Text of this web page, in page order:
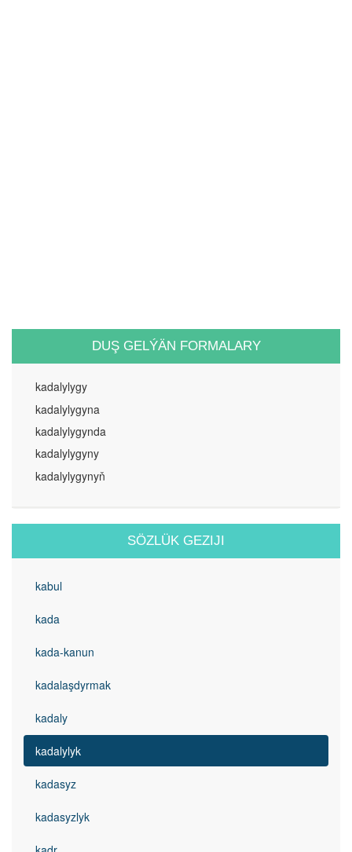
DUŞ GELÝÄN FORMALARY
kadalylygy
kadalylygyna
kadalylygynda
kadalylygyny
kadalylygynyň
SÖZLÜK GEZIJI
kabul
kada
kada-kanun
kadalaşdyrmak
kadaly
kadalylyk
kadasyz
kadasyzlyk